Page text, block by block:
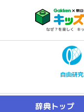
自由研究
辞典トップ